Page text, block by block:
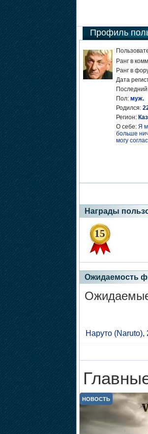
Профиль
Ранг в
Ранг в
Дата
Пол: муж.
Родился:
Регион:
О себе: Я
больше
могу
Награды
15
Ожидаемость
Наруто(Naruto),
НОВОСТЬ